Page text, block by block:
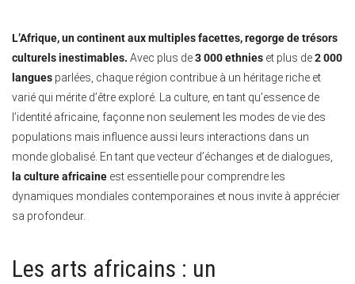
L’Afrique, un continent aux multiples facettes, regorge de trésors
culturels inestimables. Avec plus de3 000 ethnies et plus de2 000
langues parlées, chaque région contribue à un héritage riche et
varié qui mérite d’être exploré. La culture, en tant qu’essence de
l’identité africaine, façonne non seulement les modes de vie des
populations mais influence aussi leurs interactions dans un
monde globalisé. En tant que vecteur d’échanges et de dialogues,
la culture africaine est essentielle pour comprendre les
dynamiques mondiales contemporaines et nous invite à apprécier
sa profondeur.
Les arts africains : un